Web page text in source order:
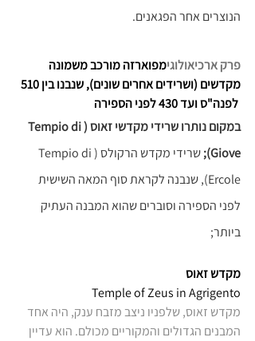
הנוצרים אחר הפגאנים.
פרק ארכיאולוגימפוארזה מורכב משמונה
לפנה"ס ועד 430 לפני הספירה
במקום נותרו שרידי מקדשי זאוס (Tempio di
Giove);
שרידי מקדש הרקולס (Tempio di
Ercole), שנבנה לקראת סוף המאה השישית
לפני הספירה וסוברים שהוא המבנה העתיק
ביותר;
מקדש זאוס
Temple of Zeus in Agrigento
מקדש זאוס, שלפניו ניצב מזבח ענק, היה אחד
המבנים הגדולים והמקוריים מכולם. הוא עדיין